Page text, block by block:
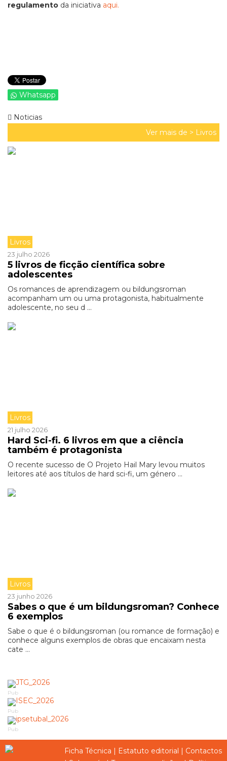
regulamento da iniciativa aqui.
Whatsapp
Noticias
Ver mais de > Livros
Livros
23 julho 2026
5 livros de ficção científica sobre
adolescentes
Os romances de aprendizagem ou bildungsroman
acompanham um ou uma protagonista, habitualmente
adolescente, no seu d ...
Livros
21 julho 2026
Hard Sci-fi. 6 livros em que a ciência
também é protagonista
O recente sucesso de O Projeto Hail Mary levou muitos
leitores até aos títulos de hard sci-fi, um género ...
Livros
23 junho 2026
Sabes o que é um bildungsroman? Conhece
6 exemplos
Sabe o que é o bildungsroman (ou romance de formação) e
conhece alguns exemplos de obras que encaixam nesta
cate ...
Pub
Pub
Pub
Ficha Técnica | Estatuto editorial | Contactos